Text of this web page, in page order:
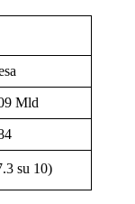
Mld
su 10)